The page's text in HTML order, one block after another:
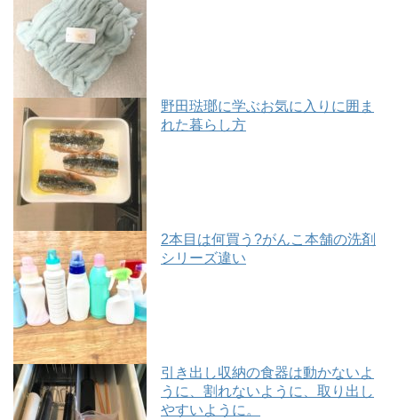
野田琺瑯に学ぶお気に入りに囲ま
れた暮らし方
2本目は何買う?がんこ本舗の洗剤
シリーズ違い
引き出し収納の食器は動かないよ
うに、割れないように、取り出し
やすいように。